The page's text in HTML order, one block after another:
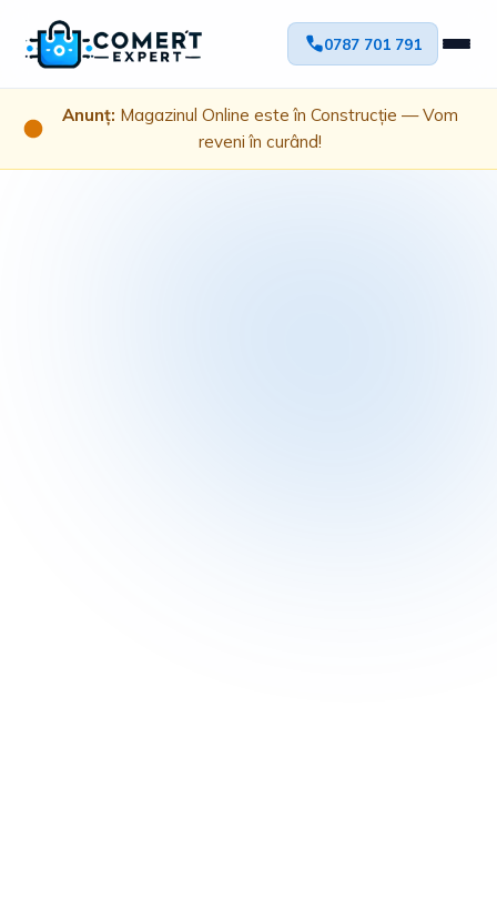
0787 701 791
Anunț: Magazinul Online este în Construcție — Vom
reveni în curând!